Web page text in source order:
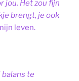
jou. Het zou fijn
brengt, je ook
leven.
te